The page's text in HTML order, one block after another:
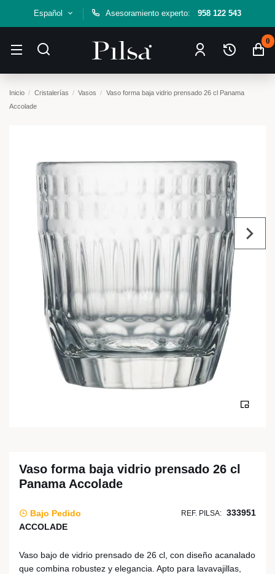
Español Asesoramiento experto: 958 122 543
0
Inicio Cristalerías Vasos
Vaso forma baja vidrio prensado 26 cl Panama
Accolade
Vaso forma baja vidrio prensado 26 cl
Panama Accolade
Bajo Pedido REF. PILSA: 333951
ACCOLADE
Vaso bajo de vidrio prensado de 26 cl, con diseño acanalado
que combina robustez y elegancia. Apto para lavavajillas,